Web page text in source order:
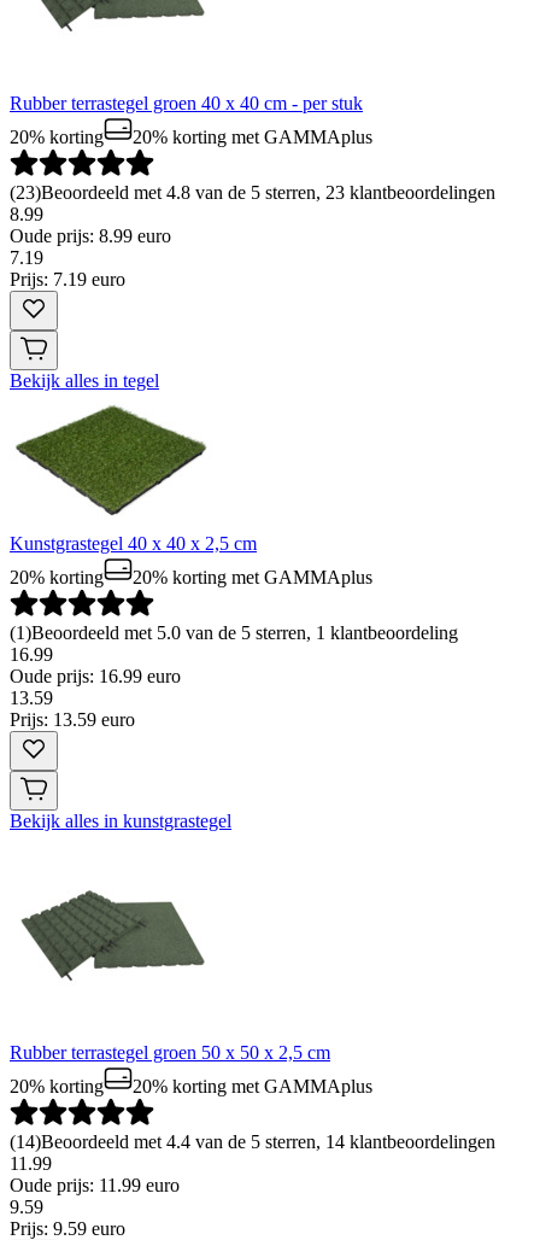
Rubber terrastegel groen 40 x 40 cm - per stuk
20% korting
20% korting met GAMMAplus
(23)Beoordeeld met 4.8 van de 5 sterren, 23 klantbeoordelingen
8.99
Oude prijs: 8.99 euro
7.19
Prijs: 7.19 euro
Bekijk alles in tegel
Kunstgrastegel 40 x 40 x 2,5 cm
20% korting
20% korting met GAMMAplus
(1)Beoordeeld met 5.0 van de 5 sterren, 1 klantbeoordeling
16.99
Oude prijs: 16.99 euro
13.59
Prijs: 13.59 euro
Bekijk alles in kunstgrastegel
Rubber terrastegel groen 50 x 50 x 2,5 cm
20% korting
20% korting met GAMMAplus
(14)Beoordeeld met 4.4 van de 5 sterren, 14 klantbeoordelingen
11.99
Oude prijs: 11.99 euro
9.59
Prijs: 9.59 euro